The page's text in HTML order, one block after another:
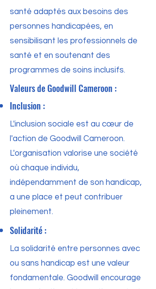
santé adaptés aux besoins des
personnes handicapées, en
sensibilisant les professionnels de
santé et en soutenant des
programmes de soins inclusifs.
Valeurs de Goodwill Cameroon :
Inclusion :
L'inclusion sociale est au cœur de
l'action de Goodwill Cameroon.
L'organisation valorise une société
où chaque individu,
indépendamment de son handicap,
a une place et peut contribuer
pleinement.
Solidarité :
La solidarité entre personnes avec
ou sans handicap est une valeur
fondamentale. Goodwill encourage